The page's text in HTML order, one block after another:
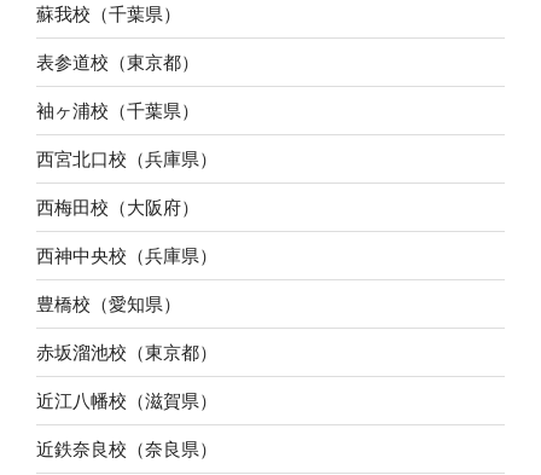
蘇我校（千葉県）
表参道校（東京都）
袖ヶ浦校（千葉県）
西宮北口校（兵庫県）
西梅田校（大阪府）
西神中央校（兵庫県）
豊橋校（愛知県）
赤坂溜池校（東京都）
近江八幡校（滋賀県）
近鉄奈良校（奈良県）